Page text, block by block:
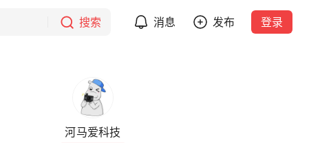
搜索 消息 发布 登录
河马爱科技